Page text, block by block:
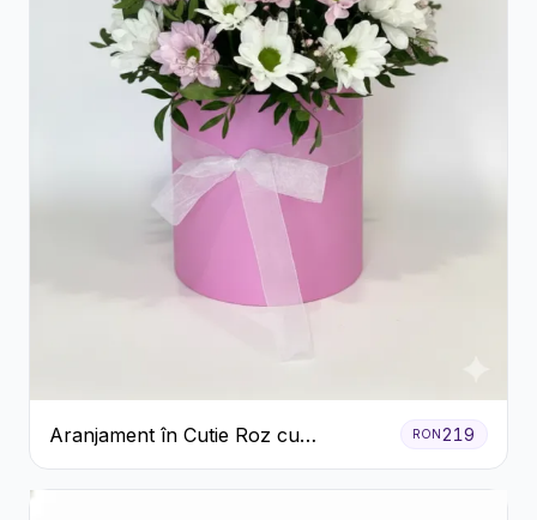
Aranjament în Cutie Roz cu
Crizanteme Albe și Lila
RON 219